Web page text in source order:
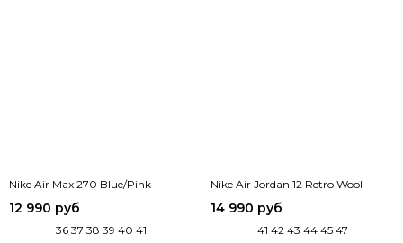
Nike Air Max 270 Blue/Pink
12 990 руб
36 37 38 39 40 41
Nike Air Jordan 12 Retro Wool
14 990 руб
41 42 43 44 45 47